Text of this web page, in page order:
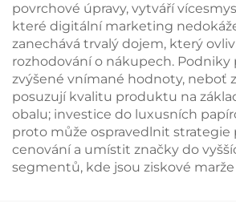
povrchové úpravy, vytváří
které digitální marketing
zanechává trvalý dojem, který
rozhodování o nákupech. Podniky
zvýšené vnímané hodnoty, neboť
posuzují kvalitu produktu na
obalu; investice do luxusních
proto může ospravedlnit strategie
cenování a umístit značky do
segmentů, kde jsou ziskové